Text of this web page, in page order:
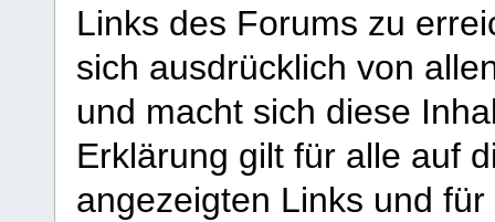
Links des Forums zu
sich ausdrücklich von
und macht sich diese
Erklärung gilt für alle auf
angezeigten Links und